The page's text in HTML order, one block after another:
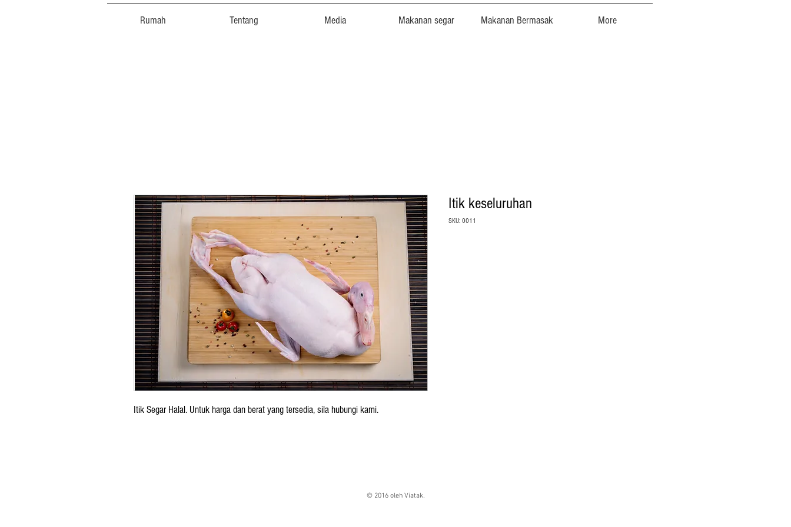
Rumah Tentang Media Makanan segar Makanan Bermasak More
Itik Segar Halal. Untuk harga dan berat yang tersedia, sila hubungi kami.
Itik keseluruhan
SKU: 0011
© 2016 oleh Viatak.